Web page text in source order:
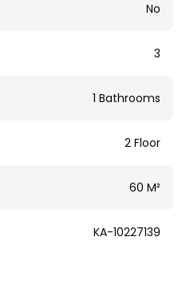
No
3
1 Bathrooms
2 Floor
60 M²
KA-10227139